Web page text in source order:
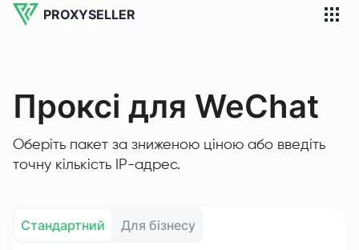
PROXYSELLER
Проксі для WeChat
Оберіть пакет за зниженою ціною або введіть
точну кількість IP-адрес.
Стандартний Для бізнесу